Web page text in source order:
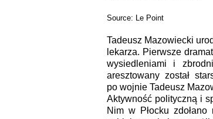
Source: Le Point
Tadeusz Mazowiecki
lekarza. Pierwsze
wysiedleniami i
aresztowany został
po wojnie Tadeusz
Aktywność polityczną i
Nim w Płocku zdołano